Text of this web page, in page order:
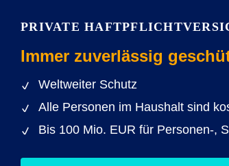
PRIVATE
Immer zuverlässig
Weltweiter Schutz
Alle Personen im Haushalt sind
Bis 100 Mio. EUR für Personen-,